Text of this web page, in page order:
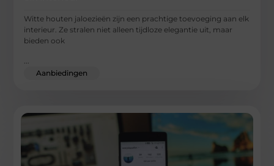
Witte houten jaloezieën zijn een prachtige toevoeging aan elk
interieur. Ze stralen niet alleen tijdloze elegantie uit, maar
bieden ook
Aanbiedingen